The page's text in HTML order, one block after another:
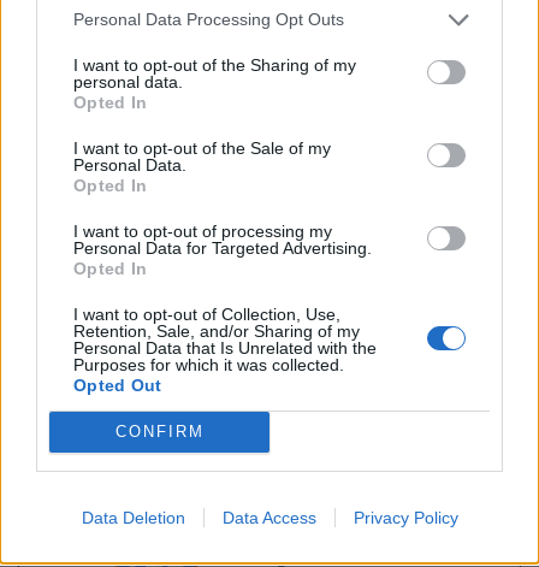
Personal Data Processing Opt Outs
I want to opt-out of the Sharing of my
personal data.
Opted In
I want to opt-out of the Sale of my
Personal Data.
Opted In
I want to opt-out of processing my
Personal Data for Targeted Advertising.
Opted In
I want to opt-out of Collection, Use,
Retention, Sale, and/or Sharing of my
Personal Data that Is Unrelated with the
Purposes for which it was collected.
Opted Out
CONFIRM
Data Deletion Data Access Privacy Policy
Βιοϊατρικής Πληροφορικής στην Ιατρική Σχολή
του Χάρβαρντ, Κουν-Χσινγκ Γιου.
Πηγή: ΑΠΕ-ΜΠΕ
Ακολουθήστε το OLAFAQ